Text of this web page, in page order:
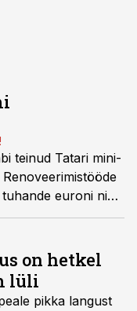
teinud Tatari mini-
euroni ning
ruutmeetrit.
on hetkel
lüli
pikka langust